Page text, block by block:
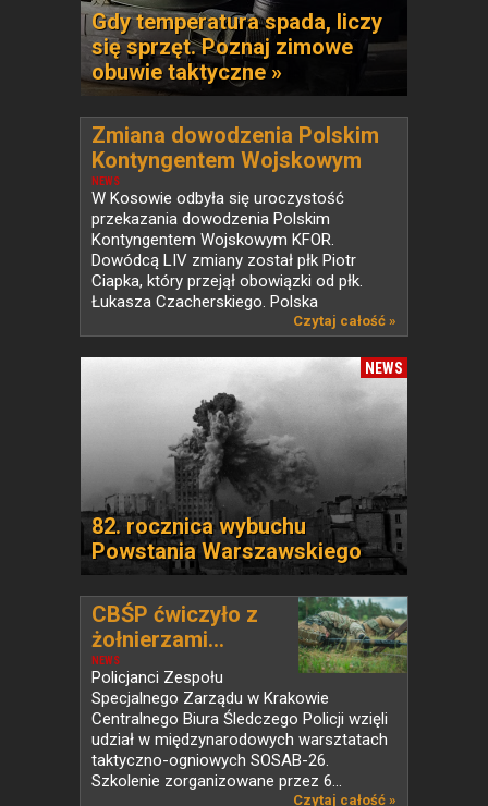
Gdy temperatura spada, liczy
się sprzęt. Poznaj zimowe
obuwie taktyczne »
NEWS
Zmiana dowodzenia Polskim
Kontyngentem Wojskowym
KFOR w Kosowie
W Kosowie odbyła się uroczystość
przekazania dowodzenia Polskim
Kontyngentem Wojskowym KFOR.
Dowódcą LIV zmiany został płk Piotr
Ciapka, który przejął obowiązki od płk.
Łukasza Czacherskiego. Polska
Czytaj całość »
NEWS
82. rocznica wybuchu
Powstania Warszawskiego
NEWS
CBŚP ćwiczyło z
żołnierzami...
Policjanci Zespołu
Specjalnego Zarządu w Krakowie
Centralnego Biura Śledczego Policji wzięli
udział w międzynarodowych warsztatach
taktyczno-ogniowych SOSAB-26.
Szkolenie zorganizowane przez 6...
Czytaj całość »